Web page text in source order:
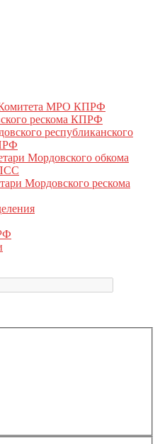
КПРФ
Комитета МРО КПРФ
рескома КПРФ
республиканского
Мордовского обкома
Мордовского рескома